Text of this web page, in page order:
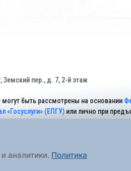
Земский пер., д. 7, 2-й этаж
быть рассмотрены на основании
«Госуслуги» (ЕПГУ)или лично при
аналитики. Политика